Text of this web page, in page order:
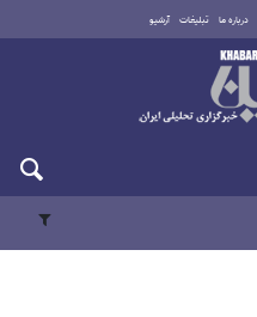
درباره ما تبلیغات آرشیو